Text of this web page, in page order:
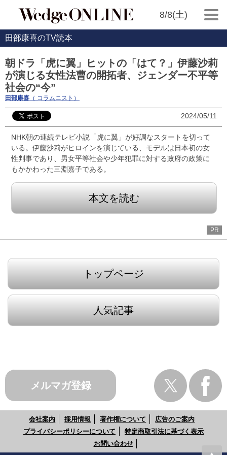
8/8(土)
田部康喜のTV読本
朝ドラ「虎に翼」ヒットの「はて？」伊藤沙莉
が演じる女性法曹の開拓者、ジェンダー不平等
社会の“今”
田部康喜 （ コラムニスト）
2024/05/11
NHK朝の連続テレビ小説「虎に翼」が好調なスタートを切って
いる。伊藤沙莉がヒロインを演じている、モデルは日本初の女
性判事であり、男女平等社会や少年犯罪に対する政府の政策に
もかかわった三淵嘉子である。
本文を読む
PR
トップページ
人気記事
メルマガ登録
会社案内 採用情報 著作権について
広告のご案内
プライバシーポリシーについて
特定商取引法に基づく表示
お問い合わせ